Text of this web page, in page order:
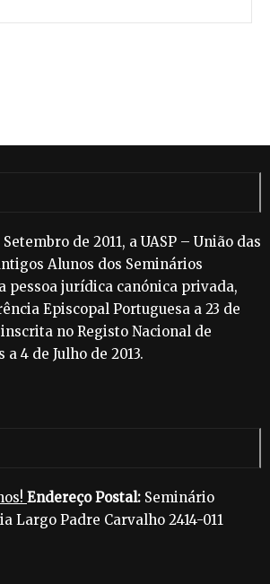
de 2011, a UASP – União das
Alunos dos Seminários
pessoa jurídica canónica privada,
Episcopal Portuguesa a 23 de
inscrita no Registo Nacional de
4 de Julho de 2013.
Endereço Postal: Seminário
Largo Padre Carvalho 2414-011